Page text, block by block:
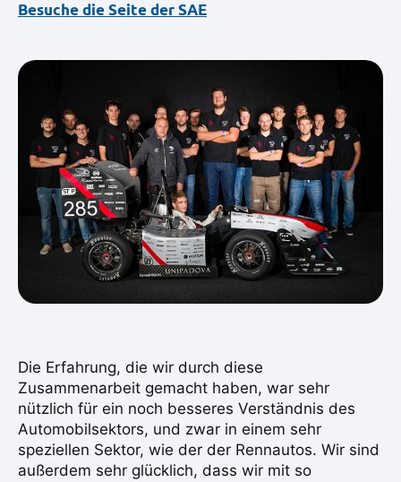
Besuche die Seite der SAE
Die Erfahrung, die wir durch diese
Zusammenarbeit gemacht haben, war sehr
nützlich für ein noch besseres Verständnis des
Automobilsektors, und zwar in einem sehr
speziellen Sektor, wie der der Rennautos. Wir sind
außerdem sehr glücklich, dass wir mit so